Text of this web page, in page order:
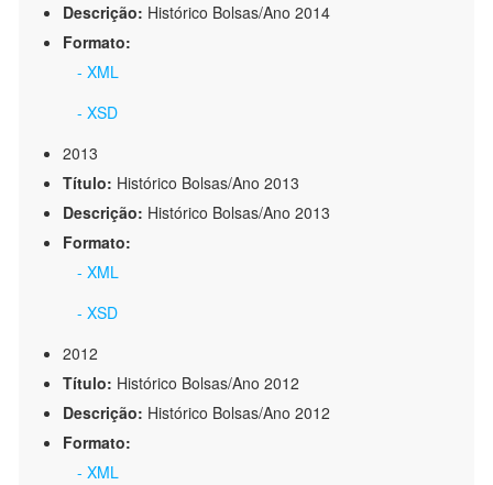
Descrição: Histórico Bolsas/Ano 2014
Formato:
- XML
- XSD
2013
Título: Histórico Bolsas/Ano 2013
Descrição: Histórico Bolsas/Ano 2013
Formato:
- XML
- XSD
2012
Título: Histórico Bolsas/Ano 2012
Descrição: Histórico Bolsas/Ano 2012
Formato:
- XML